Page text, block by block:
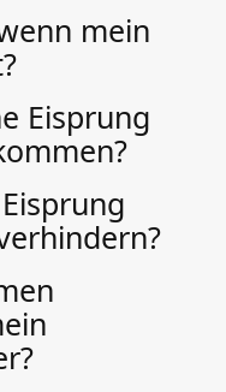
mein
Eisprung